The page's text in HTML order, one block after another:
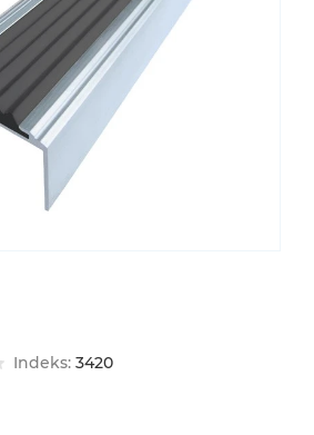
Indeks: 3420